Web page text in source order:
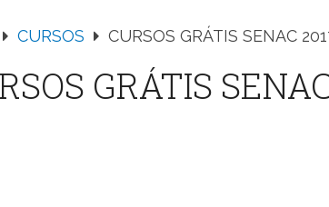
CURSOS CURSOS GRÁTIS SENAC
GRÁTIS